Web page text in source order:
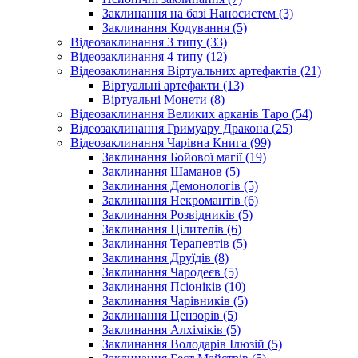
Заклинання на базі Наносистем (3)
Заклинання Кодування (5)
Відеозаклинання 3 типу (33)
Відеозаклинання 4 типу (12)
Відеозаклинання Віртуальних артефактів (21)
Віртуальні артефакти (13)
Віртуальні Монети (8)
Відеозаклинання Великих арканів Таро (54)
Відеозаклинання Гримуару Дракона (25)
Відеозаклинання Чарівна Книга (99)
Заклинання Бойової магії (19)
Заклинання Шаманов (5)
Заклинання Демонологів (5)
Заклинання Некромантів (6)
Заклинання Розвідників (5)
Заклинання Цілителів (6)
Заклинання Терапевтів (5)
Заклинання Друїдів (8)
Заклинання Чародеєв (5)
Заклинання Псіоніків (10)
Заклинання Чарівників (5)
Заклинання Цензорів (5)
Заклинання Алхіміків (5)
Заклинання Володарів Ілюзій (5)